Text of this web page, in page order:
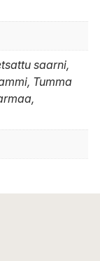
saarni,
Tumma